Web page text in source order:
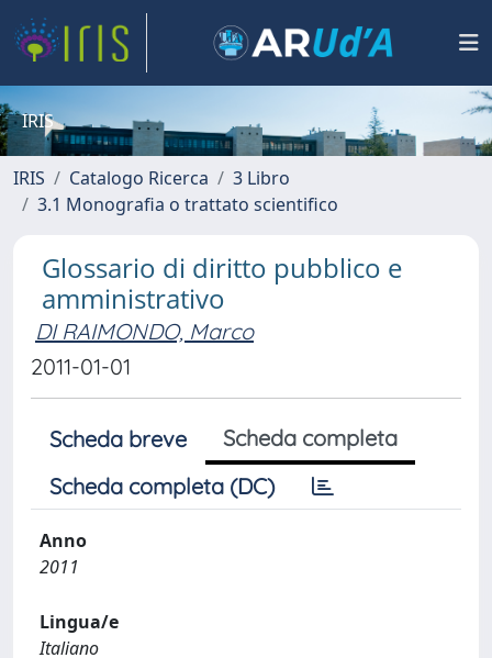
IRIS
IRIS Catalogo Ricerca
3 Libro
3.1 Monografia o trattato scientifico
Glossario di diritto pubblico e
amministrativo
DI RAIMONDO, Marco
2011-01-01
Scheda breve
Scheda completa
Scheda completa (DC)
Anno
2011
Lingua/e
Italiano